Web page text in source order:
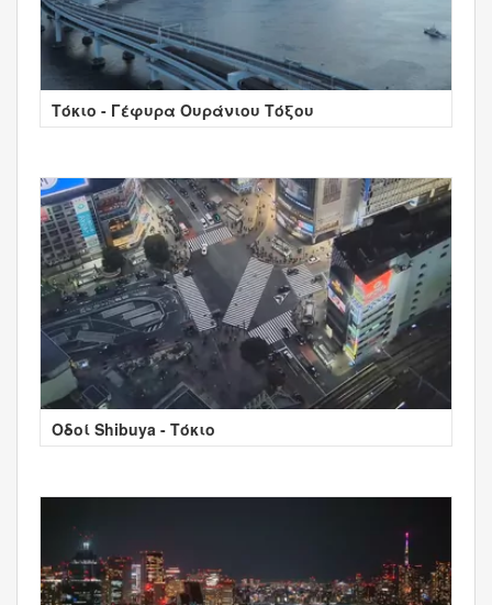
Τόκιο - Γέφυρα Ουράνιου Τόξου
Οδοί Shibuya - Τόκιο